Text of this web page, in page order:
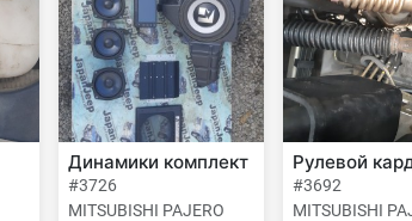
Динамики комплект
#3726
MITSUBISHI PAJERO
Рулевой
#3692
MITSUBISHI